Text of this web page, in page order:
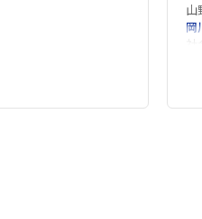
山
岡
社